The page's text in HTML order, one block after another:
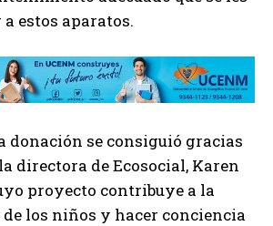
estos aparatos.
donación se consiguió gracias
directora de Ecosocial, Karen
proyecto contribuye a la
los niños y hacer conciencia